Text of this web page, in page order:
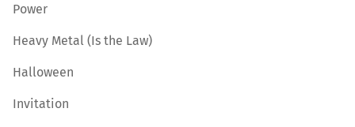
Power
Heavy Metal (Is the Law)
Halloween
Invitation